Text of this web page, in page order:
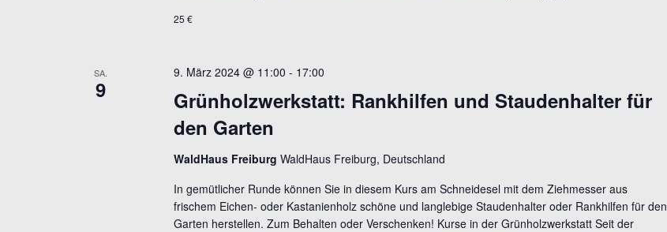
25 €
SA.
9
Grünholzwerkstatt: Rankhilfen und Staudenhalter für
den Garten
9. März 2024 @ 11:00 - 17:00
WaldHaus Freiburg WaldHaus Freiburg, Deutschland
In gemütlicher Runde können Sie in diesem Kurs am Schneidesel mit dem Ziehmesser aus
frischem Eichen- oder Kastanienholz schöne und langlebige Staudenhalter oder Rankhilfen für den
Garten herstellen. Zum Behalten oder Verschenken! Kurse in der Grünholzwerkstatt Seit der